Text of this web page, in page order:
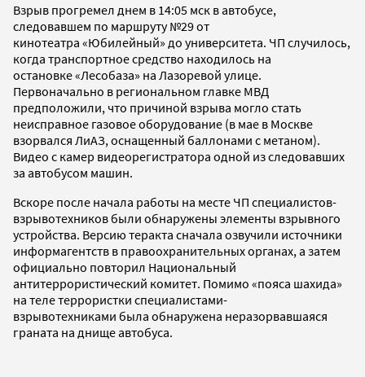
Взрыв прогремел днем в 14:05 мск в автобусе,
следовавшем по маршруту №29 от
кинотеатра «Юбилейный» до университета. ЧП случилось,
когда транспортное средство находилось на
остановке «Лесобаза» на Лазоревой улице.
Первоначально в региональном главке МВД
предположили, что причиной взрыва могло стать
неисправное газовое оборудование (в мае в Москве
взорвался ЛиАЗ, оснащенный баллонами с метаном).
Видео с камер видеорегистратора одной из следовавших
за автобусом машин.
Вскоре после начала работы на месте ЧП специалистов-
взрывотехников были обнаружены элементы взрывного
устройства. Версию теракта сначала озвучили источники
информагентств в правоохранительных органах, а затем
официально повторил Национальный
антитеррористический комитет. Помимо «пояса шахида»
на теле террористки специалистами-
взрывотехниками была обнаружена неразорвавшаяся
граната на днище автобуса.